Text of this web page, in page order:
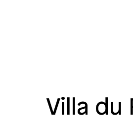
Villa du